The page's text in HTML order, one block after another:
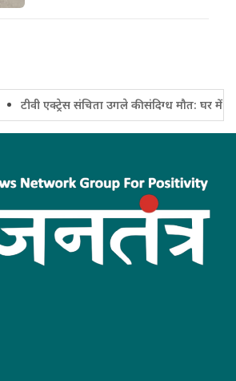
टीवी एक्ट्रेस संचिता उगले की संदिग्ध मौत: घर में